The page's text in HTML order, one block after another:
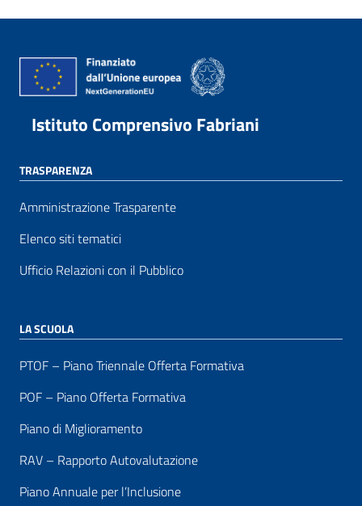
Istituto Comprensivo Fabriani
TRASPARENZA
Amministrazione Trasparente
Elenco siti tematici
Ufficio Relazioni con il Pubblico
LA SCUOLA
PTOF – Piano Triennale Offerta Formativa
POF – Piano Offerta Formativa
Piano di Miglioramento
RAV – Rapporto Autovalutazione
Piano Annuale per l’Inclusione